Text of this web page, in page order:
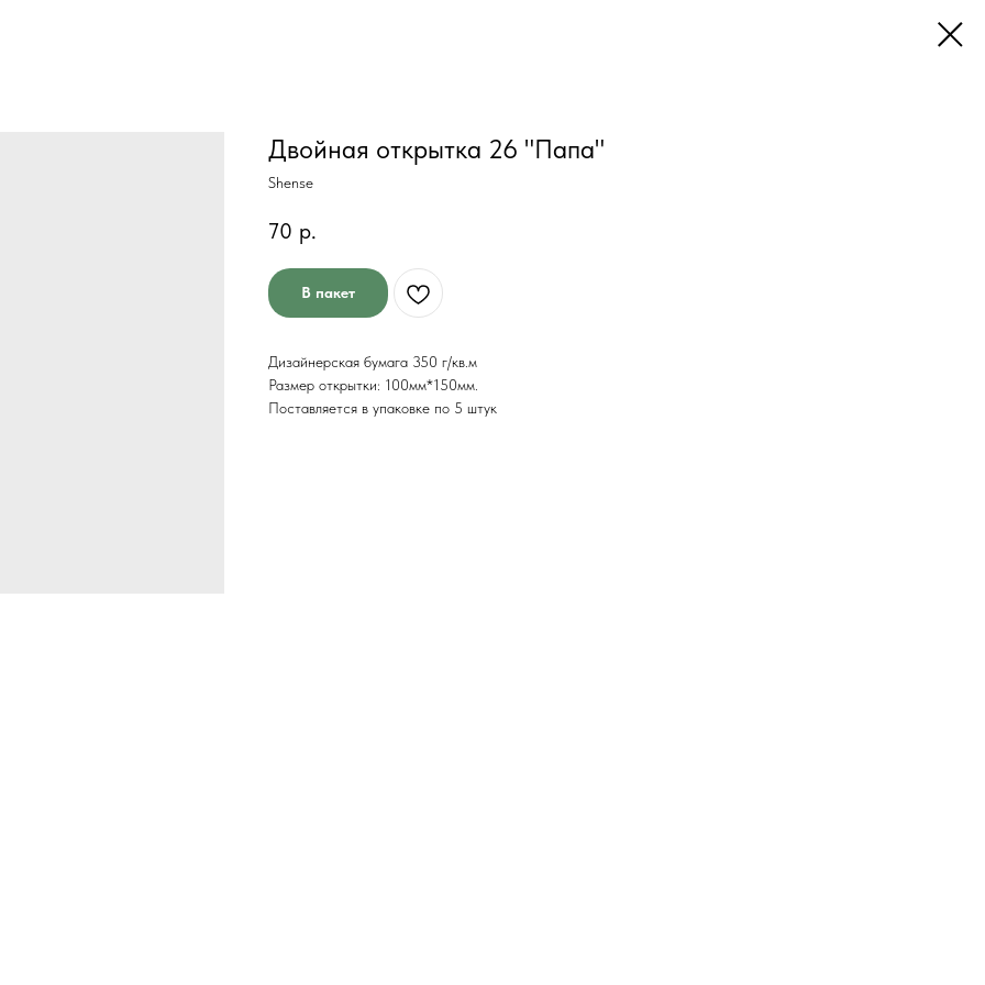
Двойная открытка 26 "Папа"
Shense
70 р.
В пакет
Дизайнерская бумага 350 г/кв.м
Размер открытки: 100мм*150мм.
Поставляется в упаковке по 5 штук